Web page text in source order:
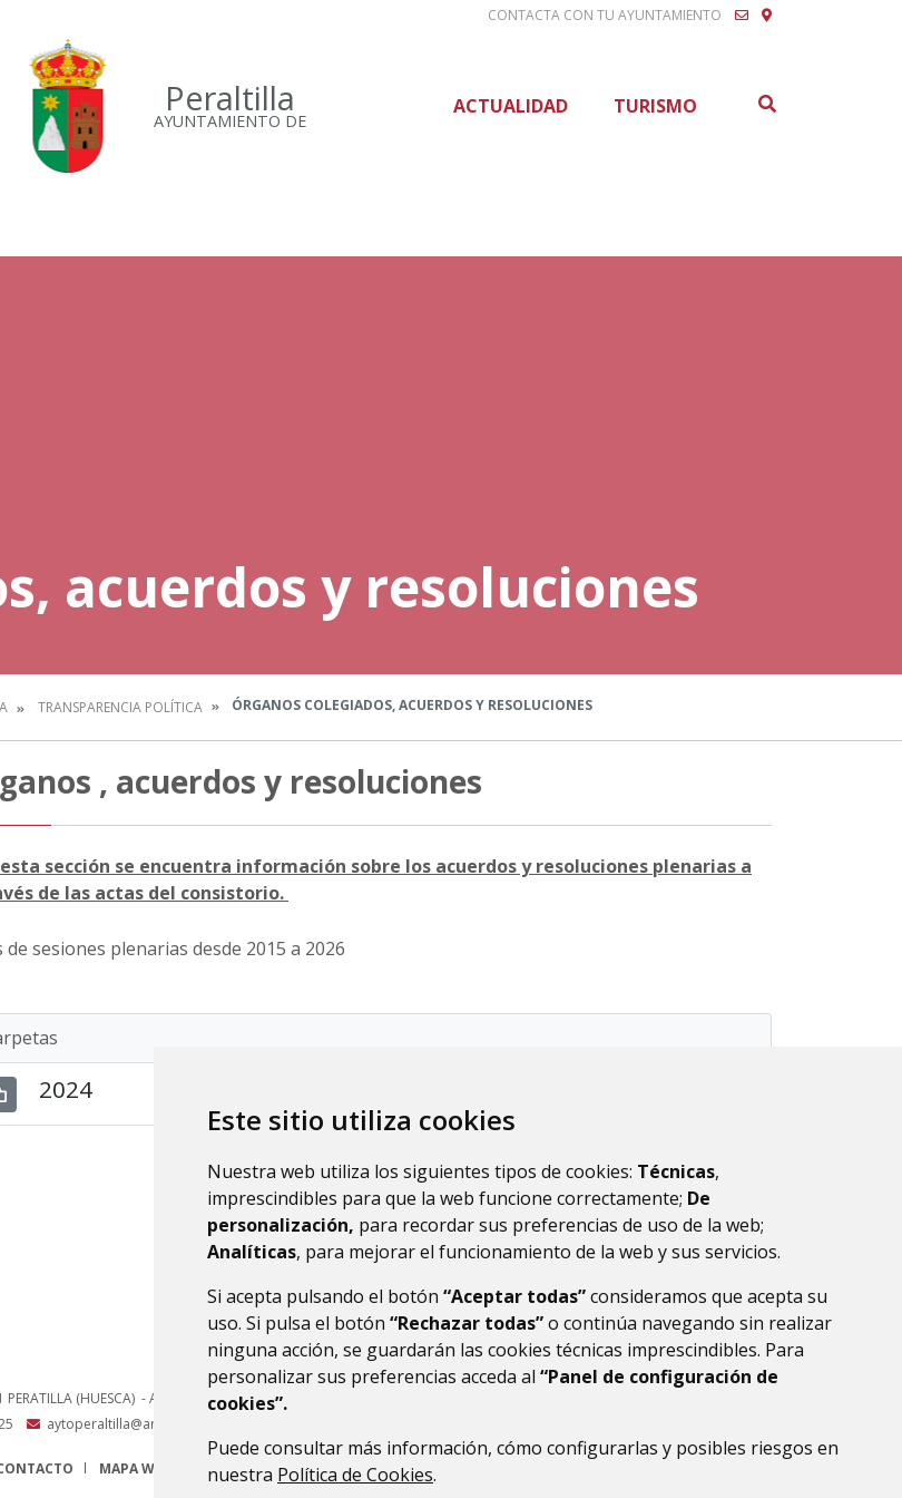
Este sitio utiliza cookies
Nuestra web utiliza los siguientes tipos de cookies: Técnicas,
imprescindibles para que la web funcione correctamente; De
personalización, para recordar sus preferencias de uso de la web;
Analíticas, para mejorar el funcionamiento de la web y sus servicios.
Si acepta pulsando el botón “Aceptar todas”consideramos que acepta su
uso. Si pulsa el botón “Rechazar todas”o continúa navegando sin realizar
ninguna acción, se guardarán las cookies técnicas imprescindibles. Para
personalizar sus preferencias acceda al “Panel de configuración de
cookies”.
Puede consultar más información, cómo configurarlas y posibles riesgos en
nuestra Política de Cookies.
CONTACTA CON TU AYUNTAMIENTO
Peraltilla
AYUNTAMIENTO DE
ACTUALIDAD TURISMO
acuerdos y resoluciones
TRANSPARENCIA POLÍTICA ÓRGANOS COLEGIADOS, ACUERDOS Y RESOLUCIONES
, acuerdos y resoluciones
esta sección se encuentra información sobre los acuerdos y resoluciones plenarias a
de las actas del consistorio.
de sesiones plenarias desde 2015 a 2026
2024
PERATILLA (HUESCA) - ARAGÓN
(ESPAÑA)
aytoperaltilla@aragon.es
MAPA WEB AVISO LEGAL PROTECCIÓN DE DATOS